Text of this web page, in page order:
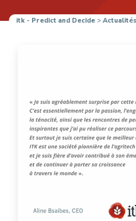
itk - Predict and Decide > Actualités